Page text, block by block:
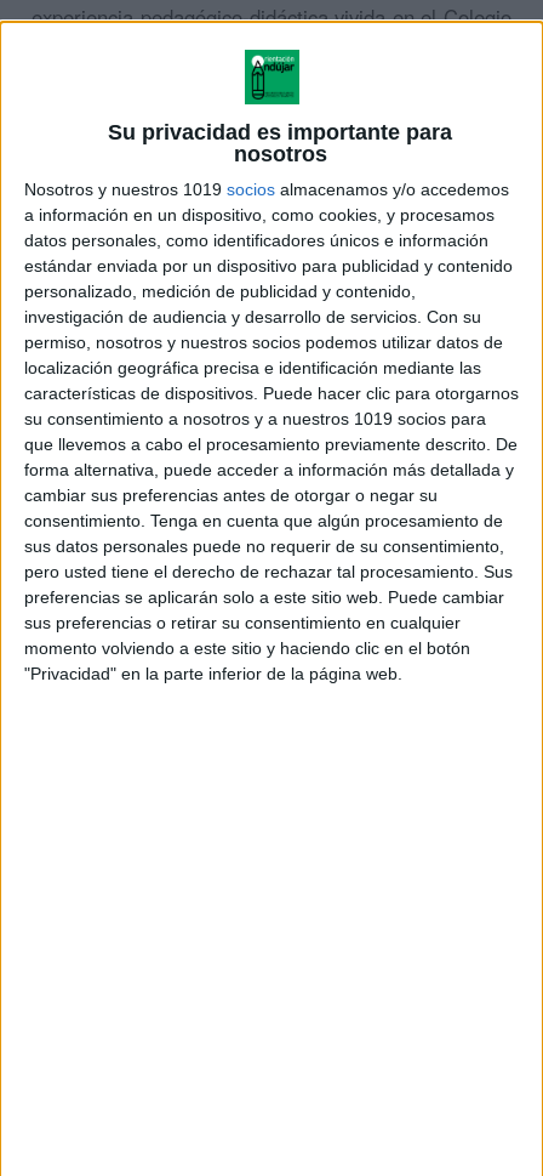
Su privacidad es importante para
nosotros
Nosotros y nuestros 1019 socios almacenamos y/o accedemos
a información en un dispositivo, como cookies, y procesamos
datos personales, como identificadores únicos e información
estándar enviada por un dispositivo para publicidad y contenido
personalizado, medición de publicidad y contenido,
investigación de audiencia y desarrollo de servicios. Con su
permiso, nosotros y nuestros socios podemos utilizar datos de
localización geográfica precisa e identificación mediante las
características de dispositivos. Puede hacer clic para otorgarnos
su consentimiento a nosotros y a nuestros 1019 socios para
que llevemos a cabo el procesamiento previamente descrito. De
forma alternativa, puede acceder a información más detallada y
cambiar sus preferencias antes de otorgar o negar su
consentimiento. Tenga en cuenta que algún procesamiento de
sus datos personales puede no requerir de su consentimiento,
pero usted tiene el derecho de rechazar tal procesamiento. Sus
preferencias se aplicarán solo a este sitio web. Puede cambiar
sus preferencias o retirar su consentimiento en cualquier
momento volviendo a este sitio y haciendo clic en el botón
"Privacidad" en la parte inferior de la página web.
experiencia pedagógico-didáctica vivida en el Colegio
“Ángel de la Guarda”, de Educación Especial, de
Mollet del Vallés (Barcelona), a principios de la
con un grupo de escolares de 10 a 14 años, de
características heterogéneas, procedentes la mayoría
de escuelas ordinarias de E.G.B., de las que habían
sido segregados por “su bajo rendimiento” escolar, o
por presentar “dificultades de aprendizaje”. Para
abordar esos aprendizajes lectoescritores
postergados, después de descartar materiales de uso
escolar infantil, se utilizó inicialmente como
referencia el método de alfabetización para adultos
“La Pa- labra” (1), y se desarrollaron diferentes
sistematizaciones, poco coincidentes con la
mencionada referencia, hasta llegar a la definitiva en
1985, que se registró en 1987. Posteriormente, el
material fue aplicado en Tenerife en centros
ordinarios a alumnos del Ciclo Inicial de E.G.B. y a
otros, considerados de Pedagogía Terapéutica,
integrados en niveles de enseñanza posteriores. La